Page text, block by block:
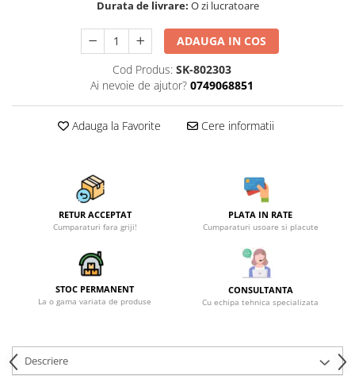
Durata de livrare: O zi lucratoare
ADAUGA IN COS
Cod Produs: SK-802303
Ai nevoie de ajutor? 0749068851
Adauga la Favorite Cere informatii
RETUR ACCEPTAT
Cumparaturi fara griji!
PLATA IN RATE
Cumparaturi usoare si placute
STOC PERMANENT
La o gama variata de produse
CONSULTANTA
Cu echipa tehnica specializata
Descriere